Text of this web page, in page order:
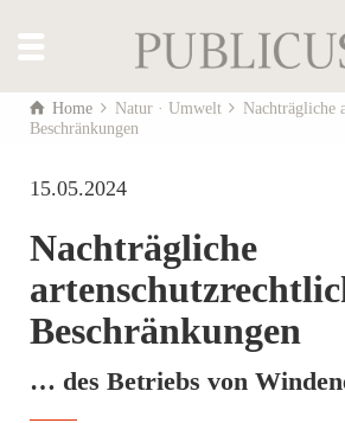
Home Natur · Umwelt
Nachträgliche
Beschränkungen
15.05.2024
Nachträgliche
Beschränkungen
… des Betriebs von